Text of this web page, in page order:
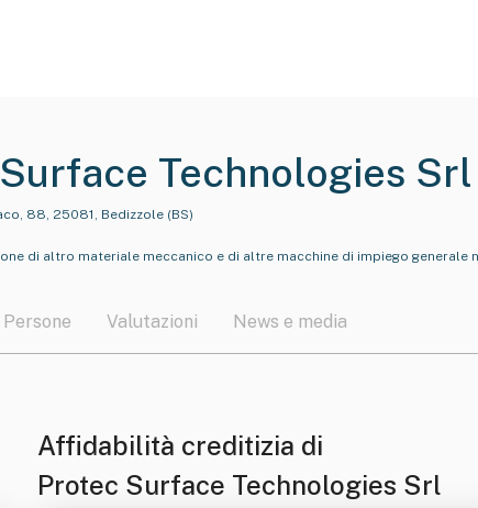
Technologies Srl
88, 25081, Bedizzole (BS)
di altro materiale meccanico e di altre macchine di impiego generale
Persone Valutazioni News e media
Affidabilità creditizia di
Protec Surface Technologies Srl